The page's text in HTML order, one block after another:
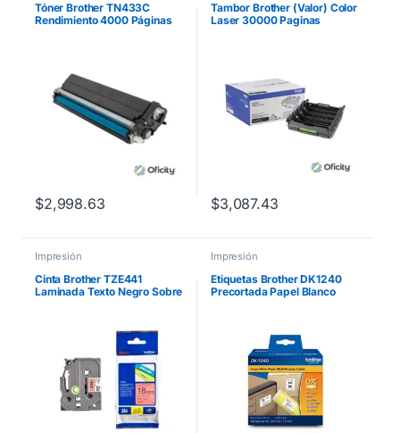
Tóner Brother TN433C
Rendimiento 4000 Páginas
$2,998.63
Tambor Brother (Valor) Color
Laser 30000 Paginas
$3,087.43
Impresión
Cinta Brother TZE441
Laminada Texto Negro Sobre
Impresión
Etiquetas Brother DK1240
Precortada Papel Blanco